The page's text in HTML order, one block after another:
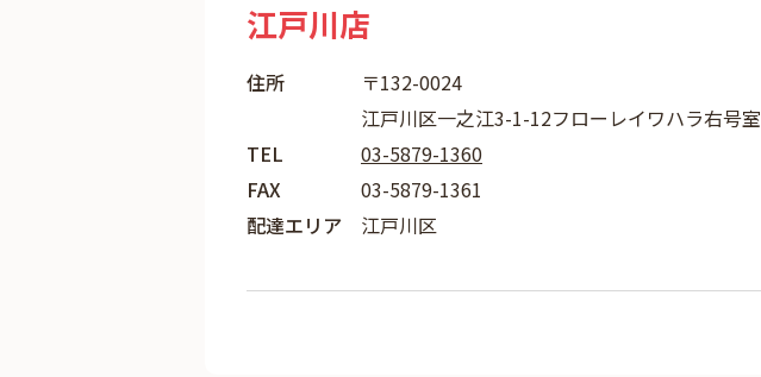
江戸川店
住所
〒132-0024
江戸川区一之江3-1-12フローレイワハラ右号室
TEL
03-5879-1360
FAX
03-5879-1361
配達エリア
江戸川区